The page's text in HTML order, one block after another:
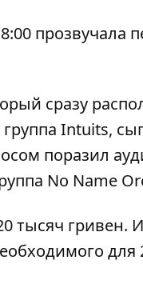
прозвучала
сразу
Intuits,
поразил
No Name
тысяч
для